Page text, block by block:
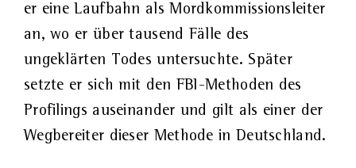
er eine Laufbahn als Mordkommissionsleiter
an, wo er über tausend Fälle des
ungeklärten Todes untersuchte. Später
setzte er sich mit den FBI-Methoden des
Profilings auseinander und gilt als einer der
Wegbereiter dieser Methode in Deutschland.